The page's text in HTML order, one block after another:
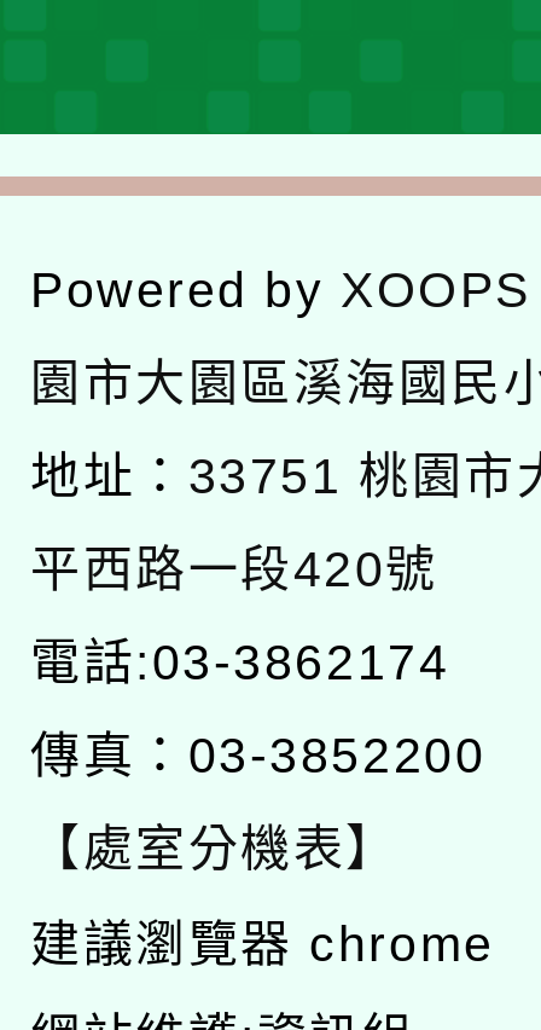
Powered by XOOPS
園市大園區溪海國民
地址： 33751 桃園市
平西路一段420號
電話:03-3862174
傳真：03-3852200
【處室分機表】
建議瀏覽器 chrome